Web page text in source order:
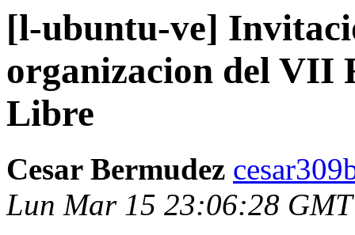
[l-ubuntu-ve]
organizacion del VII
Libre
Cesar Bermudez
Lun Mar 15 23:06:28